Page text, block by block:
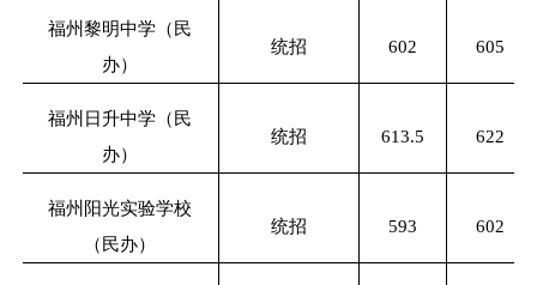
福州黎明中学（民
办）
统招 602 605
福州日升中学（民
办）
统招 613.5 622
福州阳光实验学校
（民办）
统招 593 602